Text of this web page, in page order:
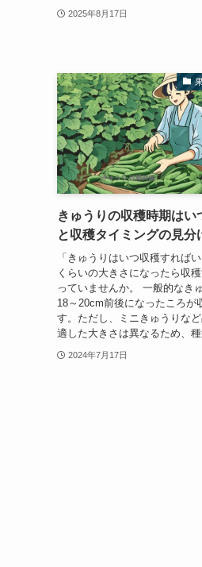
2025年8月17日
きゅうりの収穫時期はい
と収穫タイミングの見分
「きゅうりはいつ収穫すれば
くらいの大きさになったら収
っていませんか。 一般的なき
18～20cm前後になったころが
す。ただし、ミニきゅうりな
適した大きさは異なるため、種
2024年7月17日